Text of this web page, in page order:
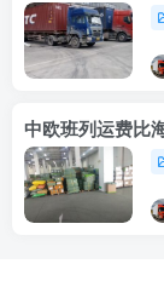
中欧班列运费比